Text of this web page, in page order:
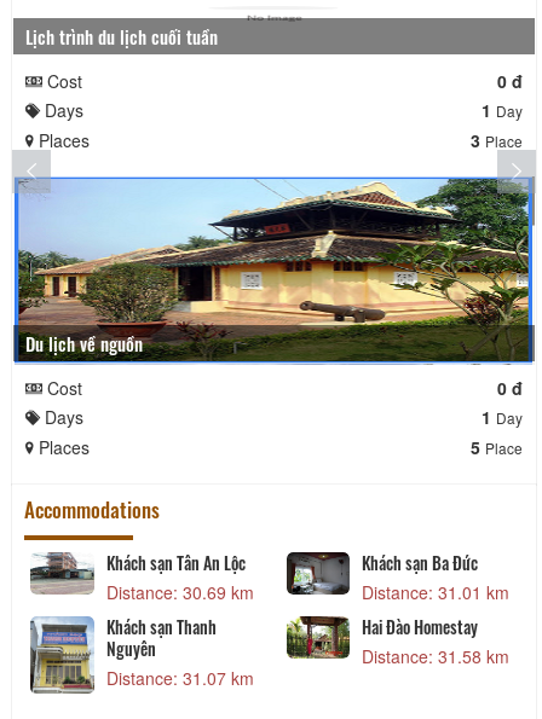
Lịch trình du lịch cuối tuần
Cost
0 đ
Days
1 Day
Places 3 Place
Du lịch về nguồn
Cost
0 đ
Days
1 Day
Places 5 Place
Accommodations
Khách sạn Tân An Lộc
Distance: 30.69 km
Khách sạn Ba Đức
Distance: 31.01 km
Khách sạn Thanh
Nguyên
Distance: 31.07 km
Hai Đào Homestay
Distance: 31.58 km